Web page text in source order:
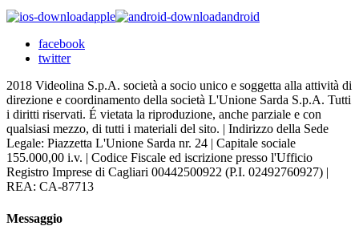
apple
android
facebook
twitter
2018 Videolina S.p.A. società a socio unico e soggetta alla attività di
direzione e coordinamento della società L'Unione Sarda S.p.A. Tutti
i diritti riservati. É vietata la riproduzione, anche parziale e con
qualsiasi mezzo, di tutti i materiali del sito. | Indirizzo della Sede
Legale: Piazzetta L'Unione Sarda nr. 24 | Capitale sociale
155.000,00 i.v. | Codice Fiscale ed iscrizione presso l'Ufficio
Registro Imprese di Cagliari 00442500922 (P.I. 02492760927) |
REA: CA-87713
Messaggio